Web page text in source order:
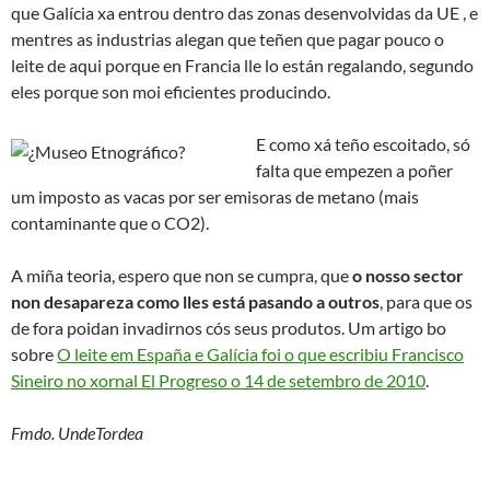
que Galícia xa entrou dentro das zonas desenvolvidas da UE , e
mentres as industrias alegan que teñen que pagar pouco o
leite de aqui porque en Francia lle lo están regalando, segundo
eles porque son moi eficientes producindo.
E como xá teño escoitado, só
falta que empezen a poñer
um imposto as vacas por ser emisoras de metano (mais
contaminante que o CO2).
A miña teoria, espero que non se cumpra, queo nosso sector
non desapareza como lles está pasando a outros, para que os
de fora poidan invadirnos cós seus produtos. Um artigo bo
sobreO leite em España e Galícia foi o que escribiu Francisco
Sineiro no xornal El Progreso o 14 de setembro de 2010.
Fmdo. UndeTordea